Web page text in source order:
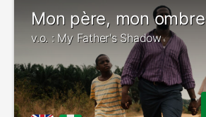
Mon père, mon ombre
v.o. : My Father's Shadow